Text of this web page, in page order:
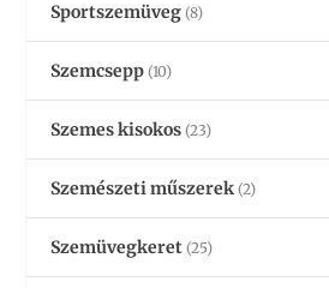
Sportszemüveg (8)
Szemcsepp (10)
Szemes kisokos (23)
Szemészeti műszerek (2)
Szemüvegkeret (25)